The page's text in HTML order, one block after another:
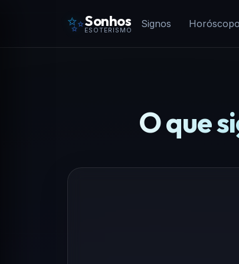
✨Sonhos
ESOTERISMO
Signos Horóscopo
O que